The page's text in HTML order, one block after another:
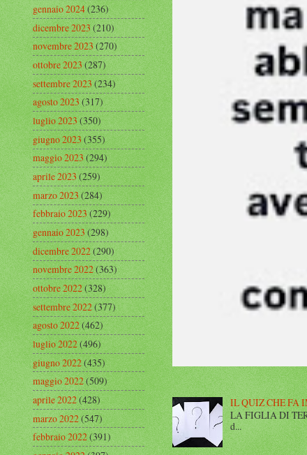
IL QUIZ CHE FA
LA FIGLIA DI
d...
gennaio 2024(236)
dicembre 2023(210)
novembre 2023(270)
ottobre 2023(287)
settembre 2023(234)
agosto 2023(317)
luglio 2023(350)
giugno 2023(355)
maggio 2023(294)
aprile 2023(259)
marzo 2023(284)
febbraio 2023(229)
gennaio 2023(298)
dicembre 2022(290)
novembre 2022(363)
ottobre 2022(328)
settembre 2022(377)
agosto 2022(462)
luglio 2022(496)
giugno 2022(435)
maggio 2022(509)
aprile 2022(428)
marzo 2022(547)
febbraio 2022(391)